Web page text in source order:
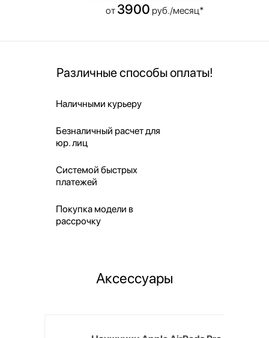
от 3900 руб./месяц*
Различные способы оплаты!
Наличными курьеру
Безналичный расчет для
юр. лиц
Системой быстрых
платежей
Покупка модели в
рассрочку
Аксессуары